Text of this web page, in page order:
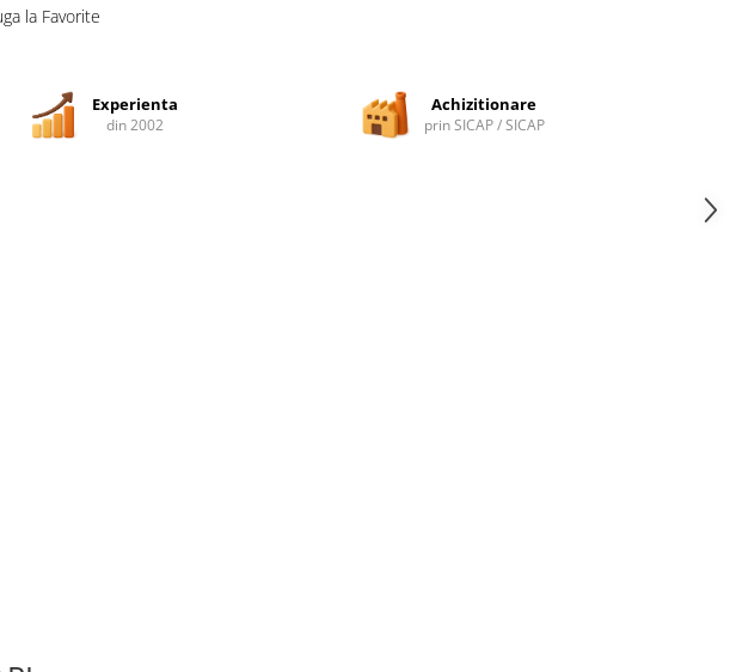
la Favorite
Experienta
din 2002
Achizitionare
prin SICAP / SICAP